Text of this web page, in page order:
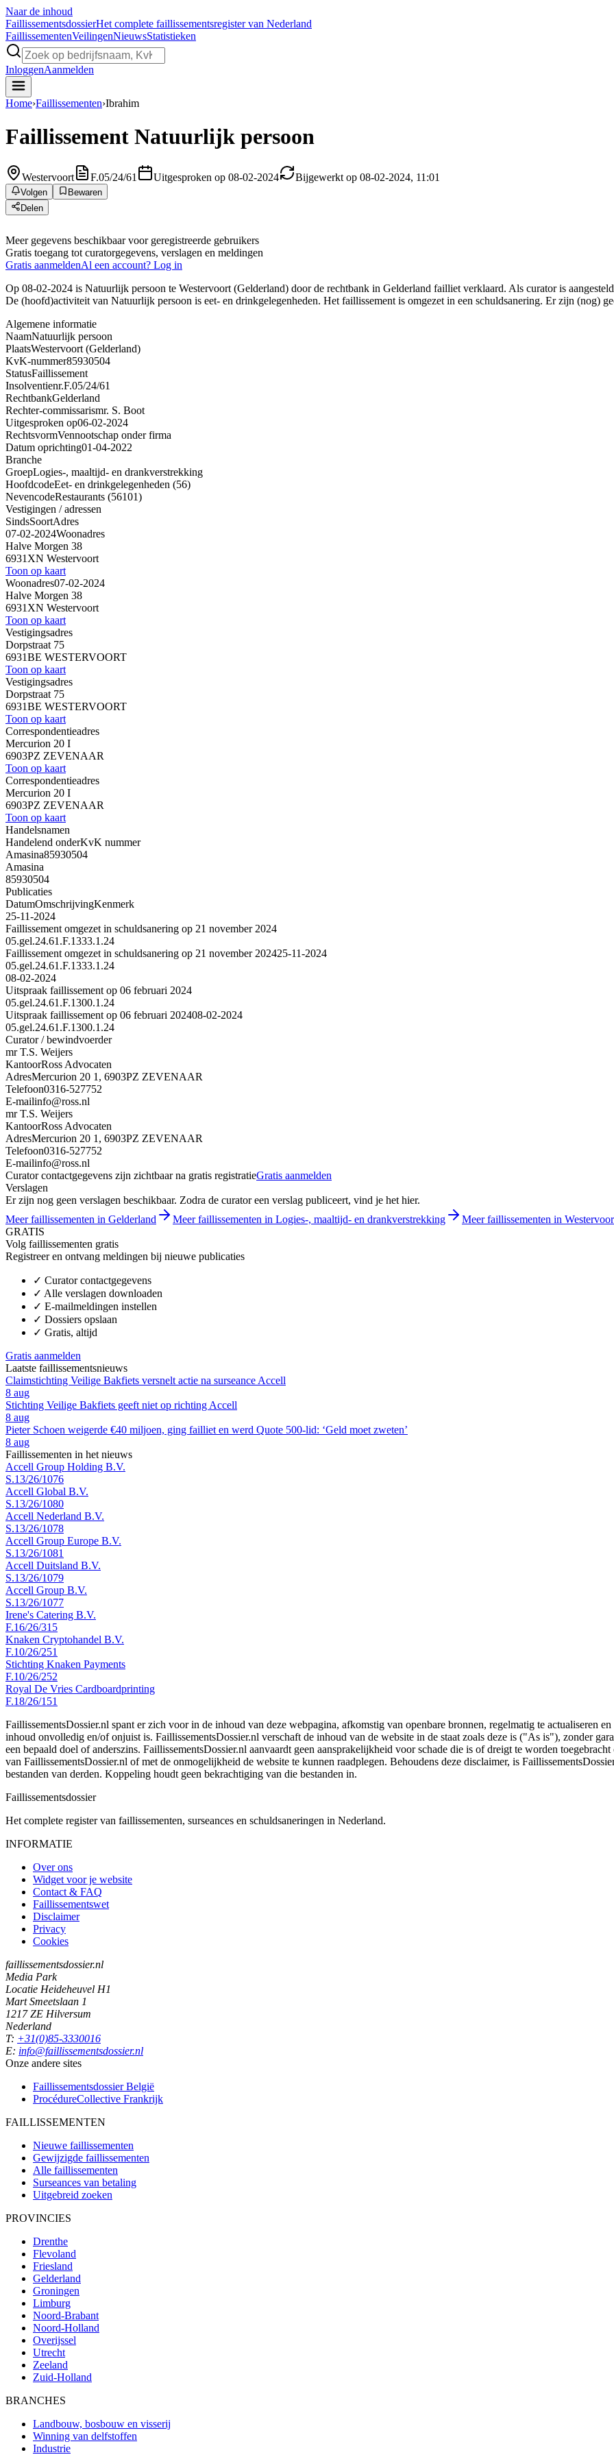
Naar de inhoud
FaillissementsdossierHet complete faillissementsregister van Nederland
FaillissementenVeilingenNieuwsStatistieken
InloggenAanmelden
Home›Faillissementen›Ibrahim
Faillissement Natuurlijk persoon
Westervoort F.05/24/61 Uitgesproken op 08-02-2024 Bijgewerkt op 08-02-2024, 11:01
Volgen
Bewaren
Delen
Meer gegevens beschikbaar voor geregistreerde gebruikers
Gratis toegang tot curatorgegevens, verslagen en meldingen
Gratis aanmeldenAl een account? Log in
Op 08-02-2024 is Natuurlijk persoon te Westervoort (Gelderland) door de rechtbank in Gelderland failliet verklaard. Als curator is
De (hoofd)activiteit van Natuurlijk persoon is eet- en drinkgelegenheden. Het faillissement is omgezet in een schuldsanering. Er zijn (nog)
Algemene informatie
NaamNatuurlijk persoon
PlaatsWestervoort (Gelderland)
KvK-nummer85930504
StatusFaillissement
Insolventienr.F.05/24/61
RechtbankGelderland
Rechter-commissarismr. S. Boot
Uitgesproken op06-02-2024
RechtsvormVennootschap onder firma
Datum oprichting01-04-2022
Branche
GroepLogies-, maaltijd- en drankverstrekking
HoofdcodeEet- en drinkgelegenheden (56)
NevencodeRestaurants (56101)
Vestigingen / adressen
SindsSoortAdres
07-02-2024Woonadres
Halve Morgen 38
6931XN Westervoort
Toon op kaart
Woonadres07-02-2024
Halve Morgen 38
6931XN Westervoort
Toon op kaart
Vestigingsadres
Dorpstraat 75
6931BE WESTERVOORT
Toon op kaart
Vestigingsadres
Dorpstraat 75
6931BE WESTERVOORT
Toon op kaart
Correspondentieadres
Mercurion 20 I
6903PZ ZEVENAAR
Toon op kaart
Correspondentieadres
Mercurion 20 I
6903PZ ZEVENAAR
Toon op kaart
Handelsnamen
Handelend onderKvK nummer
Amasina85930504
Amasina
85930504
Publicaties
DatumOmschrijvingKenmerk
25-11-2024
Faillissement omgezet in schuldsanering op 21 november 2024
05.gel.24.61.F.1333.1.24
Faillissement omgezet in schuldsanering op 21 november 202425-11-2024
05.gel.24.61.F.1333.1.24
08-02-2024
Uitspraak faillissement op 06 februari 2024
05.gel.24.61.F.1300.1.24
Uitspraak faillissement op 06 februari 202408-02-2024
05.gel.24.61.F.1300.1.24
Curator / bewindvoerder
mr T.S. Weijers
KantoorRoss Advocaten
AdresMercurion 20 1, 6903PZ ZEVENAAR
Telefoon0316-527752
E-mailinfo@ross.nl
mr T.S. Weijers
KantoorRoss Advocaten
AdresMercurion 20 1, 6903PZ ZEVENAAR
Telefoon0316-527752
E-mailinfo@ross.nl
Curator contactgegevens zijn zichtbaar na gratis registratieGratis aanmelden
Verslagen
Er zijn nog geen verslagen beschikbaar. Zodra de curator een verslag publiceert, vind je het hier.
Meer faillissementen in Gelderland
Meer faillissementen in Logies-, maaltijd- en drankverstrekking
Meer faillissementen in
GRATIS
Volg faillissementen gratis
Registreer en ontvang meldingen bij nieuwe publicaties
✓ Curator contactgegevens
✓ Alle verslagen downloaden
✓ E-mailmeldingen instellen
✓ Dossiers opslaan
✓ Gratis, altijd
Gratis aanmelden
Laatste faillissementsnieuws
Claimstichting Veilige Bakfiets versnelt actie na surseance Accell
8 aug
Stichting Veilige Bakfiets geeft niet op richting Accell
8 aug
Pieter Schoen weigerde €40 miljoen, ging failliet en werd Quote 500-lid: ‘Geld moet zweten’
8 aug
Faillissementen in het nieuws
Accell Group Holding B.V.
S.13/26/1076
Accell Global B.V.
S.13/26/1080
Accell Nederland B.V.
S.13/26/1078
Accell Group Europe B.V.
S.13/26/1081
Accell Duitsland B.V.
S.13/26/1079
Accell Group B.V.
S.13/26/1077
Irene's Catering B.V.
F.16/26/315
Knaken Cryptohandel B.V.
F.10/26/251
Stichting Knaken Payments
F.10/26/252
Royal De Vries Cardboardprinting
F.18/26/151
FaillissementsDossier.nl spant er zich voor in de inhoud van deze webpagina, afkomstig van openbare bronnen, regelmatig te actualiseren
inhoud onvolledig en/of onjuist is. FaillissementsDossier.nl verschaft de inhoud van de website in de staat zoals deze is ("As is"), zonder
een bepaald doel of anderszins. FaillissementsDossier.nl aanvaardt geen aansprakelijkheid voor schade die is of dreigt te worden
van FaillissementsDossier.nl of met de onmogelijkheid de website te kunnen raadplegen. Behoudens deze disclaimer, is
bestanden van derden. Koppeling houdt geen bekrachtiging van die bestanden in.
Faillissementsdossier
Het complete register van faillissementen, surseances en schuldsaneringen in Nederland.
INFORMATIE
Over ons
Widget voor je website
Contact & FAQ
Faillissementswet
Disclaimer
Privacy
Cookies
faillissementsdossier.nl
Media Park
Locatie Heideheuvel H1
Mart Smeetslaan 1
1217 ZE Hilversum
Nederland
T: +31(0)85-3330016
E: info@faillissementsdossier.nl
Onze andere sites
Faillissementsdossier België
ProcédureCollective Frankrijk
FAILLISSEMENTEN
Nieuwe faillissementen
Gewijzigde faillissementen
Alle faillissementen
Surseances van betaling
Uitgebreid zoeken
PROVINCIES
Drenthe
Flevoland
Friesland
Gelderland
Groningen
Limburg
Noord-Brabant
Noord-Holland
Overijssel
Utrecht
Zeeland
Zuid-Holland
BRANCHES
Landbouw, bosbouw en visserij
Winning van delfstoffen
Industrie